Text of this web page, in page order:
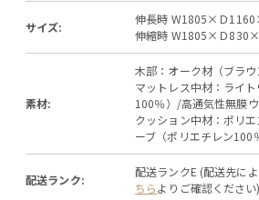
サイズ:
伸長時 W1805×Ｄ
伸縮時 W1805×Ｄ
素材:
木部：オーク材（ブラ
マットレス中材：ライ
100％）/高通気性無膜
クッション中材：ポリ
ーブ（ポリエチレン100
配送ランク:
配送ランクE (配送先に
ちらよりご確認ください)